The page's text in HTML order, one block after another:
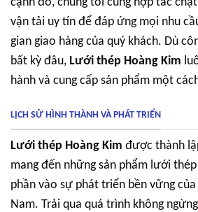
vận tải uy tín để đáp ứng mọi nhu
gian giao hàng của quý khách. Dù
bất kỳ đâu, Lưới thép Hoàng Kim
hành và cung cấp sản phẩm một
LỊCH SỬ HÌNH THÀNH VÀ PHÁT TRIỂN
Lưới thép Hoàng Kim được thành
mang đến những sản phẩm lưới
phần vào sự phát triển bền vững
Nam. Trải qua quá trình không